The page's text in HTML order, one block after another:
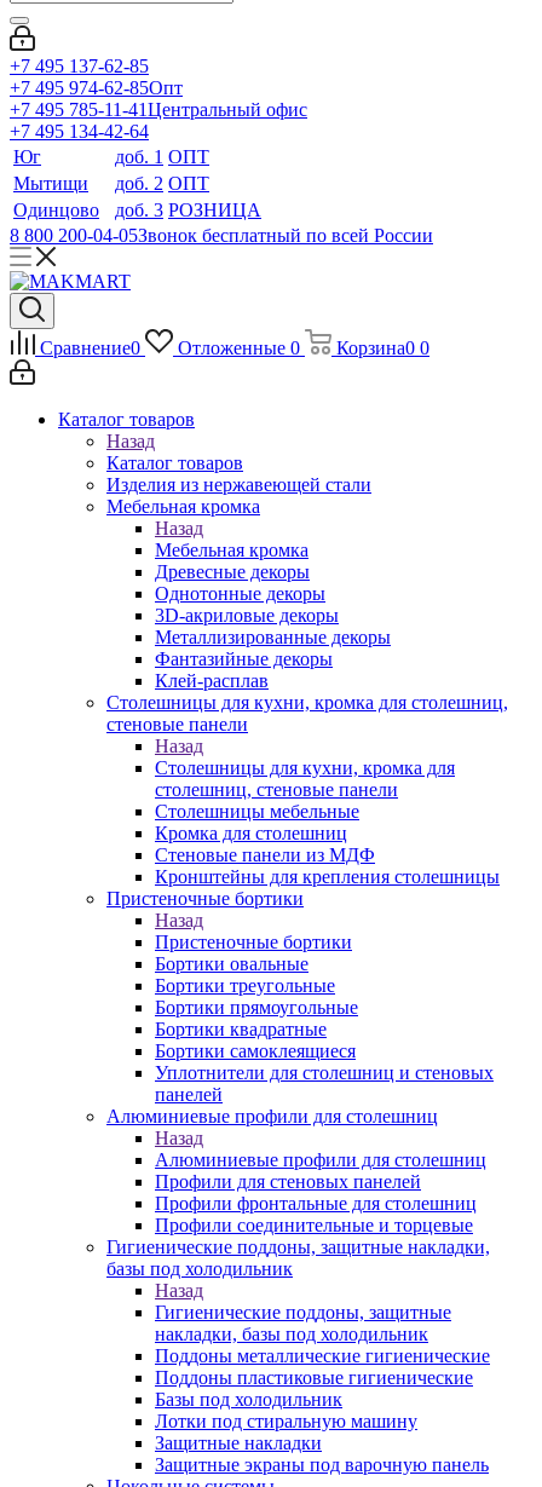
+7 495 137-62-85
+7 495 974-62-85Опт
+7 495 785-11-41Центральный офис
+7 495 134-42-64
Юг
доб. 1 ОПТ
Мытищи
доб. 2 ОПТ
Одинцово
доб. 3 РОЗНИЦА
8 800 200-04-05Звонок бесплатный по всей России
Сравнение0 Отложенные 0 Корзина0 0
Каталог товаров
Назад
Каталог товаров
Изделия из нержавеющей стали
Мебельная кромка
Назад
Мебельная кромка
Древесные декоры
Однотонные декоры
3D-акриловые декоры
Металлизированные декоры
Фантазийные декоры
Клей-расплав
Столешницы для кухни, кромка для столешниц,
стеновые панели
Назад
Столешницы для кухни, кромка для
столешниц, стеновые панели
Столешницы мебельные
Кромка для столешниц
Стеновые панели из МДФ
Кронштейны для крепления столешницы
Пристеночные бортики
Назад
Пристеночные бортики
Бортики овальные
Бортики треугольные
Бортики прямоугольные
Бортики квадратные
Бортики самоклеящиеся
Уплотнители для столешниц и стеновых
панелей
Алюминиевые профили для столешниц
Назад
Алюминиевые профили для столешниц
Профили для стеновых панелей
Профили фронтальные для столешниц
Профили соединительные и торцевые
Гигиенические поддоны, защитные накладки,
базы под холодильник
Назад
Гигиенические поддоны, защитные
накладки, базы под холодильник
Поддоны металлические гигиенические
Поддоны пластиковые гигиенические
Базы под холодильник
Лотки под стиральную машину
Защитные накладки
Защитные экраны под варочную панель